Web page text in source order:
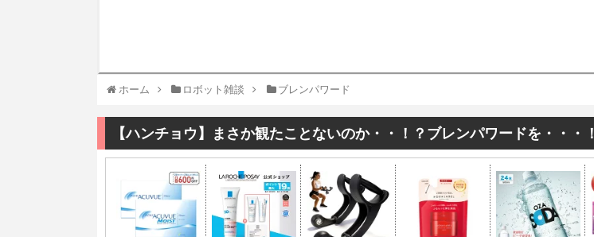
ホーム ロボット雑談 ブレンパワード
【ハンチョウ】まさか観たことないのか・・！？ブレンパワードを・・・！